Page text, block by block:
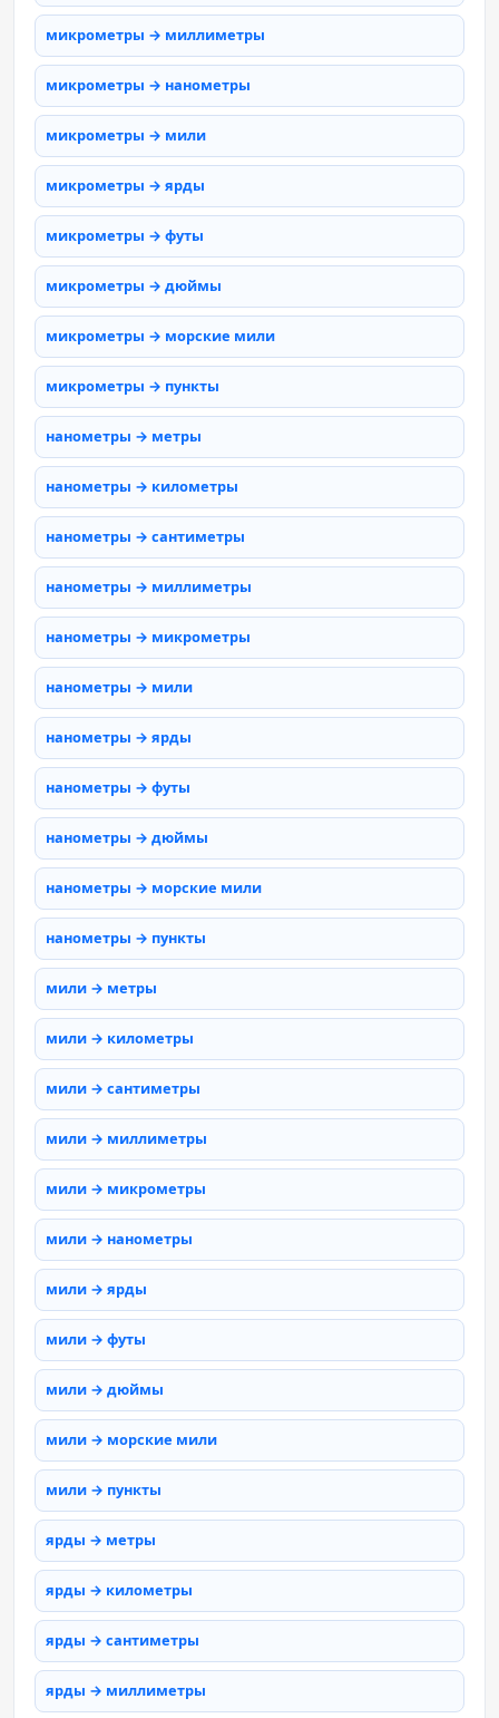
микрометры → миллиметры
микрометры → нанометры
микрометры → мили
микрометры → ярды
микрометры → футы
микрометры → дюймы
микрометры → морские мили
микрометры → пункты
нанометры → метры
нанометры → километры
нанометры → сантиметры
нанометры → миллиметры
нанометры → микрометры
нанометры → мили
нанометры → ярды
нанометры → футы
нанометры → дюймы
нанометры → морские мили
нанометры → пункты
мили → метры
мили → километры
мили → сантиметры
мили → миллиметры
мили → микрометры
мили → нанометры
мили → ярды
мили → футы
мили → дюймы
мили → морские мили
мили → пункты
ярды → метры
ярды → километры
ярды → сантиметры
ярды → миллиметры